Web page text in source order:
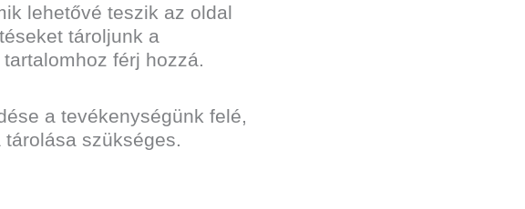
lehetővé teszik az oldal
tároljunk a
férj hozzá.
a tevékenységünk felé,
szükséges.